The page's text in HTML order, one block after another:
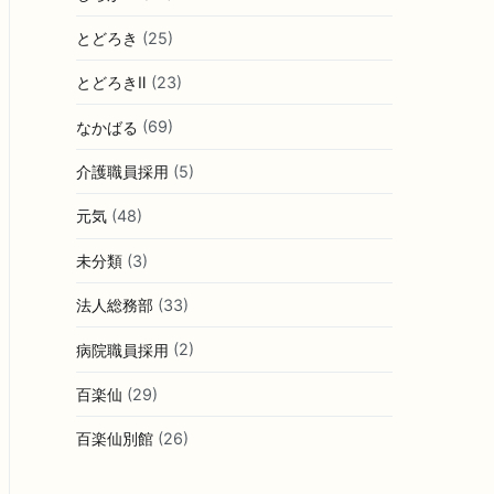
とどろき (25)
とどろきⅡ (23)
なかばる (69)
介護職員採用 (5)
元気 (48)
未分類 (3)
法人総務部 (33)
病院職員採用 (2)
百楽仙 (29)
百楽仙別館 (26)